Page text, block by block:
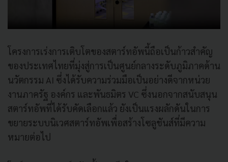
โครงการเร่งการเติบโตของสตาร์ทอัพนี้ถือเป็นก้าวสำคัญ
ของประเทศไทยที่มุ่งสู่การเป็นศูนย์กลางระดับภูมิภาคด้าน
นวัตกรรม AI ซึ่งได้รับความร่วมมือเป็นอย่างดีจากหน่วย
งานภาครัฐ องค์กร และพันธมิตร VC ซึ่งนอกจากสนับสนุน
สตาร์ทอัพที่ได้รับคัดเลือกแล้ว ยังเป็นแรงผลักดันในการ
ขยายระบบนิเวศสตาร์ทอัพเพื่อสร้างโซลูชันส์ที่มีความ
หมายต่อไป